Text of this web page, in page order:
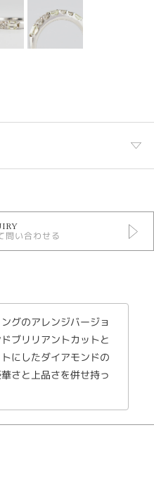
ト使用したダイアモンドは通常の
メラルドカットをしたダイアモン
4石セッティングされた豪華なデザ
問い合わせる
グのアレンジバージョ
ブリリアントカットと
にしたダイアモンドの
さと上品さを併せ持っ